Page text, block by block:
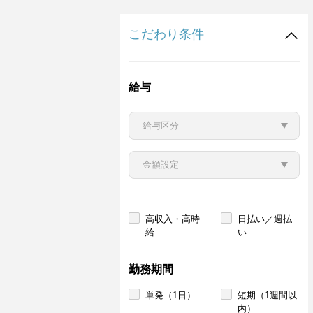
こだわり条件
給与
高収入・高時
給
日払い／週払
い
勤務期間
単発（1日）
短期（1週間以
内）